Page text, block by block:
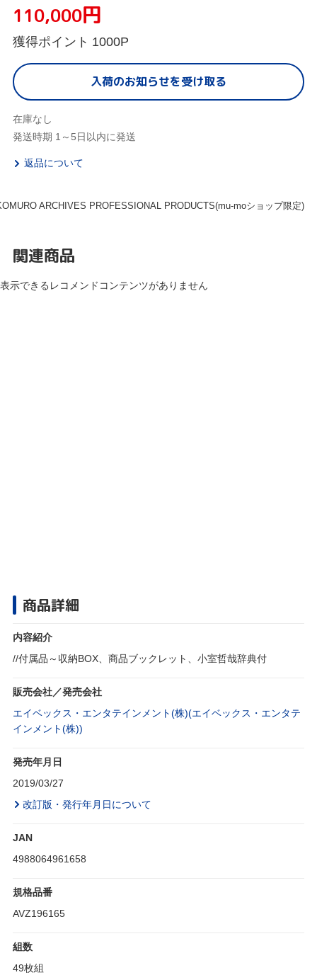
110,000円
獲得ポイント 1000P
入荷のお知らせを受け取る
在庫なし
発送時期 1～5日以内に発送
返品について
ARCHIVES PROFESSIONAL PRODUCTS(mu-moショップ限定)
関連商品
表示できるレコメンドコンテンツがありません
商品詳細
内容紹介
//付属品～収納BOX、商品ブックレット、小室哲哉辞典付
販売会社／発売会社
エイベックス・エンタテインメント(株)(エイベックス・エンタテ
インメント(株))
発売年月日
2019/03/27
改訂版・発行年月日について
JAN
4988064961658
規格品番
AVZ196165
組数
49枚組